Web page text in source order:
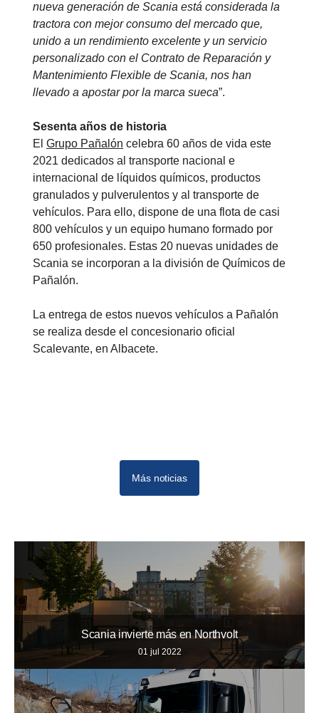
nueva generación de Scania está considerada la
tractora con mejor consumo del mercado que,
unido a un rendimiento excelente y un servicio
personalizado con el Contrato de Reparación y
Mantenimiento Flexible de Scania, nos han
llevado a apostar por la marca sueca”.
Sesenta años de historia
El Grupo Pañalón celebra 60 años de vida este
2021 dedicados al transporte nacional e
internacional de líquidos químicos, productos
granulados y pulverulentos y al transporte de
vehículos. Para ello, dispone de una flota de casi
800 vehículos y un equipo humano formado por
650 profesionales. Estas 20 nuevas unidades de
Scania se incorporan a la división de Químicos de
Pañalón.
La entrega de estos nuevos vehículos a Pañalón
se realiza desde el concesionario oficial
Scalevante, en Albacete.
Más noticias
Scania invierte más en Northvolt
01 jul 2022